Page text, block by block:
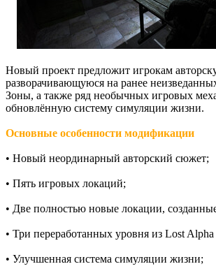
Новый проект предложит игрокам
разворачивающуюся на ранее
Зоны, а также ряд необычных игровых
обновлённую систему симуляции жизни.
Основные особенности модификации
• Новый неординарный авторский сюжет;
• Пять игровых локаций;
• Две полностью новые локации,
• Три переработанных уровня из Lost
• Улучшенная система симуляции жизни;